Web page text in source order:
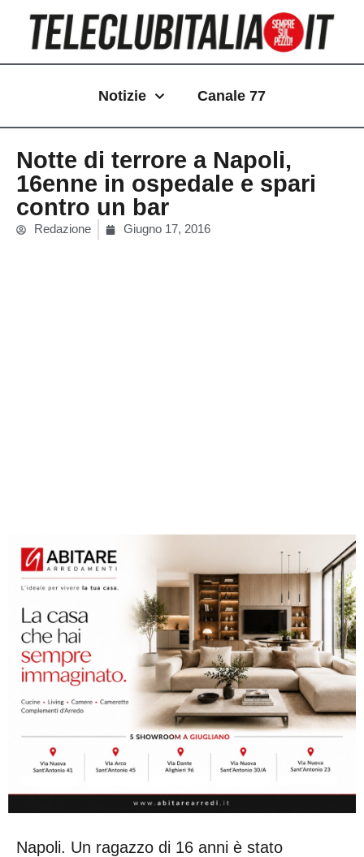
contenuto
Notizie Canale 77
Notte di terrore a Napoli,
16enne in ospedale e spari
contro un bar
Redazione Giugno 17, 2016
Napoli. Un ragazzo di 16 anni è stato